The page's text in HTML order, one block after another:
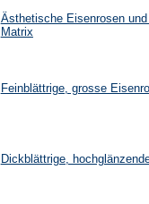
Ästhetische Eisenrosen
Matrix
Feinblättrige, grosse
Dickblättrige,